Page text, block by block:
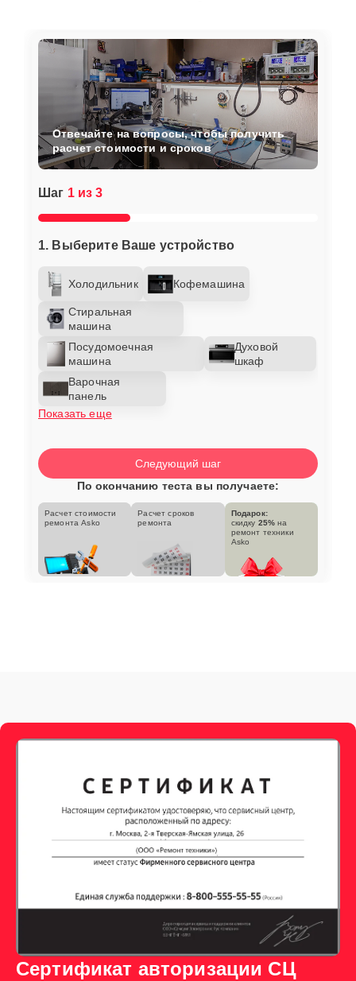
Шаг 1 из 3
1. Выберите Ваше устройство
Холодильник Кофемашина
Стиральная
машина
Посудомоечная
машина
Духовой
шкаф
Варочная
панель
Показать еще
Отвечайте на вопросы, чтобы получить
расчет стоимости и сроков
Следующий шаг
По окончанию теста вы получаете:
Расчет стоимости
ремонта Asko
Расчет сроков
ремонта
Подарок:
скидку 25% на
ремонт техники
Asko
Сертификат авторизации СЦ